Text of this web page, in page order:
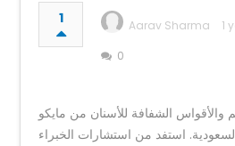
1 Aarav Sharma 1
0
والأقواس الشفافة للأسنان من مايكو
استفد من استشارات الخبراء